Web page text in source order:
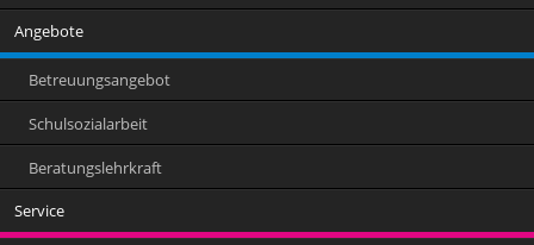
Angebote
Betreuungsangebot
Schulsozialarbeit
Beratungslehrkraft
Service